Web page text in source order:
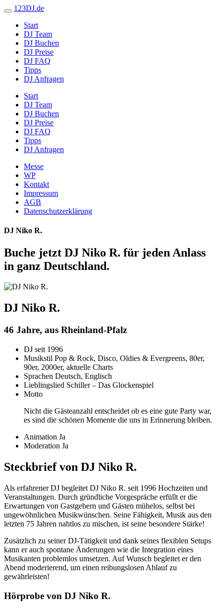
123DJ.de
Start
DJ Team
DJ Buchen
DJ Preise
DJ FAQ
Tipps
DJ Anfragen
Start
DJ Team
DJ Buchen
DJ Preise
DJ FAQ
Tipps
DJ Anfragen
Messe
WP
Kontakt
Impressum
AGB
Datenschutzerklärung
DJ Niko R.
Buche jetzt DJ Niko R. für jeden Anlass
in ganz Deutschland.
DJ Niko R.
46 Jahre, aus Rheinland-Pfalz
DJ seit 1996
Musikstil Pop & Rock, Disco, Oldies & Evergreens, 80er,
90er, 2000er, aktuelle Charts
Sprachen Deutsch, Englisch
Lieblingslied Schiller – Das Glockenspiel
Motto
Nicht die Gästeanzahl entscheidet ob es eine gute Party war,
es sind die schönen Momente die uns in Erinnerung bleiben.
Animation Ja
Moderation Ja
Steckbrief von DJ Niko R.
Als erfahrener DJ begleitet DJ Niko R. seit 1996 Hochzeiten und
Veranstaltungen. Durch gründliche Vorgespräche erfüllt er die
Erwartungen von Gastgebern und Gästen mühelos, selbst bei
ungewöhnlichen Musikwünschen. Seine Fähigkeit, Musik aus den
letzten 75 Jahren nahtlos zu mischen, ist seine besondere Stärke!
Zusätzlich zu seiner DJ-Tätigkeit und dank seines flexiblen Setups
kann er auch spontane Änderungen wie die Integration eines
Musikanten problemlos umsetzen. Auf Wunsch begleitet er den
Abend moderierend, um einen reibungslosen Ablauf zu
gewährleisten!
Hörprobe von DJ Niko R.